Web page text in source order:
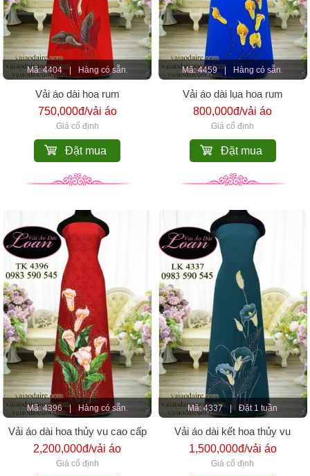
Mã: 4404 | Hàng có sẵn.
Vải áo dài hoa rum
750,000đ/vải áo
Giá cố định
Đặt mua
Mã: 4459 | Hàng có sẵn.
Vải áo dài lụa hoa rum
800,000đ/vải áo
Giá cố định
Đặt mua
Mã: 4396 | Hàng có sẵn.
Vải áo dài hoa thủy vu cao cấp
2,200,000đ/vải áo
Giá cố định
Mã: 4337 | Đặt 1 tuần
Vải áo dài kết hoa thủy vu
1,500,000đ/vải áo
Giá cố định